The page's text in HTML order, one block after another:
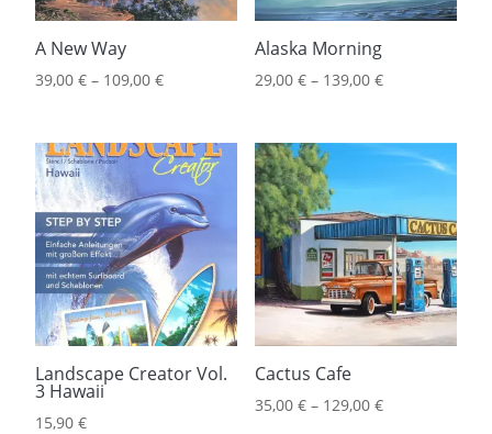
A New Way
39,00 € – 109,00 €
Alaska Morning
29,00 €– 139,00 €
Landscape Creator Vol.
3 Hawaii
15,90 €
Cactus Cafe
35,00 €– 129,00 €